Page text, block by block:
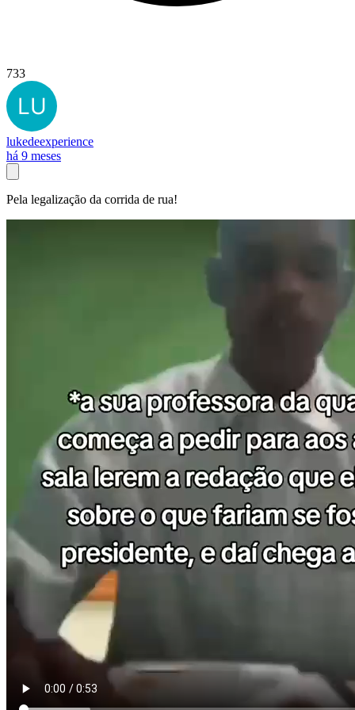
733
lukedeexperience
há 9 meses
Pela legalização da corrida de rua!